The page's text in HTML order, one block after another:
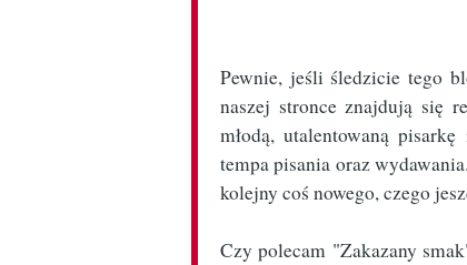
Pewnie, jeśli śledzicie tego
naszej stronce znajdują się
młodą, utalentowaną
tempa pisania oraz
kolejny coś nowego, czego
Czy polecam "Zakazany